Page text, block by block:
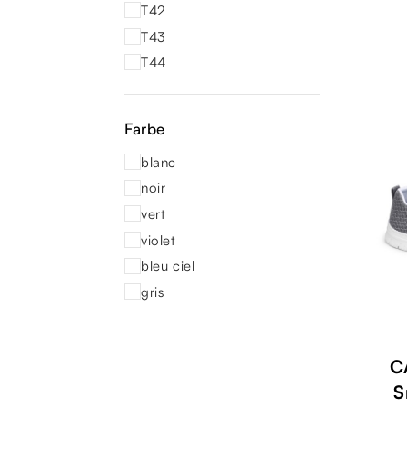
T42
T43
T44
Farbe
blanc
noir
vert
violet
bleu ciel
gris